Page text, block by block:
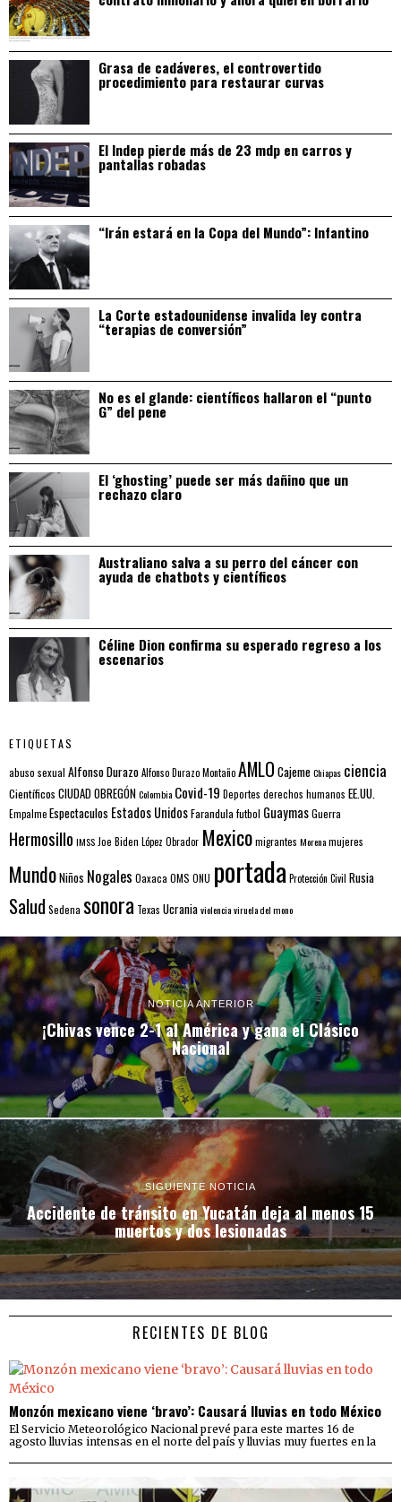
Grasa de cadáveres, el controvertido
procedimiento para restaurar curvas
El Indep pierde más de 23 mdp en carros y
pantallas robadas
“Irán estará en la Copa del Mundo”: Infantino
La Corte estadounidense invalida ley contra
“terapias de conversión”
No es el glande: científicos hallaron el “punto
G” del pene
El ‘ghosting’ puede ser más dañino que un
rechazo claro
Australiano salva a su perro del cáncer con
ayuda de chatbots y científicos
Céline Dion confirma su esperado regreso a los
escenarios
ETIQUETAS
abuso sexual Alfonso DurazoAlfonso Durazo MontañoAMLO CajemeChiapas ciencia
Científicos CIUDAD OBREGÓNColombia Covid-19 Deportes derechos humanos EE.UU.
EmpalmeEspectaculos Estados UnidosFarandulafutbol GuaymasGuerra
Hermosillo IMSS Joe Biden López Obrador Mexicomigrantes Morenamujeres
MundoNiños Nogales Oaxaca OMS ONU portada Protección Civil Rusia
Salud Sedena sonora Texas Ucraniaviolenciaviruela del mono
NOTICIA ANTERIOR
¡Chivas vence 2-1 al América y gana el Clásico
Nacional
SIGUIENTE NOTICIA
Accidente de tránsito en Yucatán deja al menos 15
muertos y dos lesionadas
RECIENTES DE BLOG
Monzón mexicano viene ‘bravo’: Causará lluvias en todo México
El Servicio Meteorológico Nacional prevé para este martes 16 de
agosto lluvias intensas en el norte del país y lluvias muy fuertes en la